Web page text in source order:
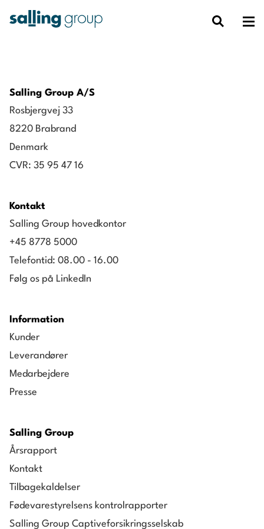
Salling Group A/S
Rosbjergvej 33
8220 Brabrand
Denmark
CVR: 35 95 47 16
Kontakt
Salling Group hovedkontor
+45 8778 5000
Telefontid: 08.00 - 16.00
Følg os på LinkedIn
Information
Kunder
Leverandører
Medarbejdere
Presse
Salling Group
Årsrapport
Kontakt
Tilbagekaldelser
Fødevarestyrelsens kontrolrapporter
Salling Group Captiveforsikringsselskab